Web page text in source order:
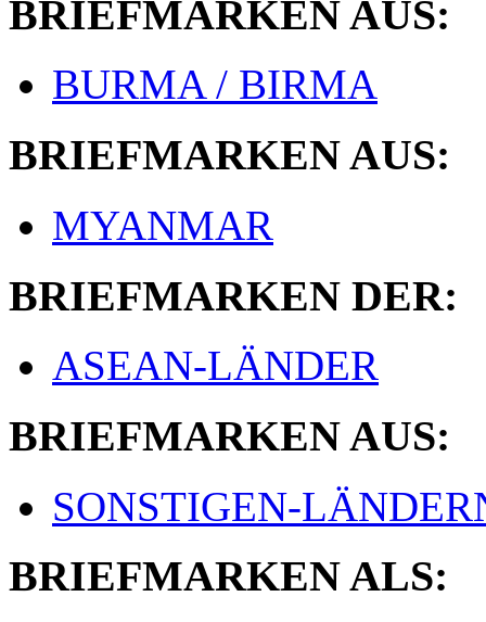
BRIEFMARKEN AUS:
BURMA / BIRMA
BRIEFMARKEN AUS:
MYANMAR
BRIEFMARKEN DER:
ASEAN-LÄNDER
BRIEFMARKEN AUS:
SONSTIGEN-
BRIEFMARKEN ALS: